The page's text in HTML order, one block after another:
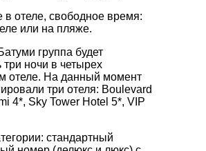
в отеле, свободное время:
или на пляже.
группа будет
три ночи в четырех
отеле. На данный момент
три отеля: Boulevard
4*, Sky Tower Hotel 5*, VIP
стандартный